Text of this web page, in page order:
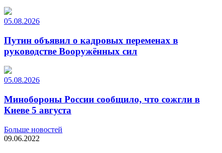
05.08.2026
Путин объявил о кадровых переменах в
руководстве Вооружённых сил
05.08.2026
Минобороны России сообщило, что сожгли в
Киеве 5 августа
Больше новостей
09.06.2022